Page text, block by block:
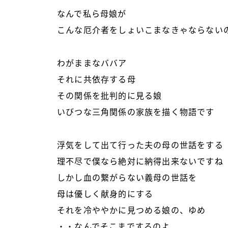
なんで私ら母娘が
こんな厄介者をしょいこまなきゃならない
わがままなババア
それに共依存する母
その関係を批判的に見る娘
いびつな三角関係の家族を描く物語です
浮気をして出て行った夫の母の世話をする
理不尽で僕なら絶対に納得出来ないですね
しかし血の繋がらない義母の世話を
母は優しく献身的にする
それを冷ややかに見つめる娘の、ゆめ